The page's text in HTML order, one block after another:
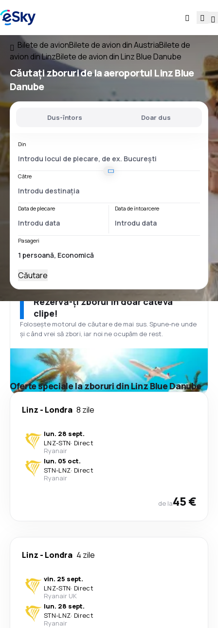
Bilete de avionBilete de avion din AustriaBilete de
avion din LinzBilete de avion din Linz Blue Danube
Căutațizboruride laaeroportul Linz Blue
Danube
Dus-întors Doar dus
Din
Către
Data de plecare Data de întoarcere
Pasageri
Căutare
Rezervă-ți zborul în doar câteva
clipe!
Folosește motorul de căutare de mai sus. Spune-ne unde
și când vrei să zbori, iar noi ne ocupăm de rest.
Oferte speciale la zboruri din Linz Blue Danube
Linz - Londra 8 zile
lun. 28 sept.
LNZ-STN· Direct
Ryanair
lun. 05 oct.
STN-LNZ· Direct
Ryanair
de la45 €
Linz - Londra 4 zile
vin. 25 sept.
LNZ-STN· Direct
Ryanair UK
lun. 28 sept.
STN-LNZ· Direct
Ryanair